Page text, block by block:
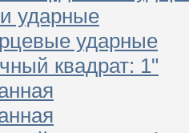
ударные
ударные
квадрат: 1"